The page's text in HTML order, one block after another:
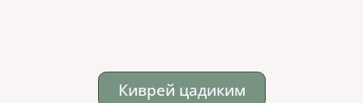
Киврей цадиким